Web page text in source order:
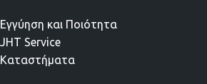
Εγγύηση και Ποιότητα
JHT Service
Καταστήματα